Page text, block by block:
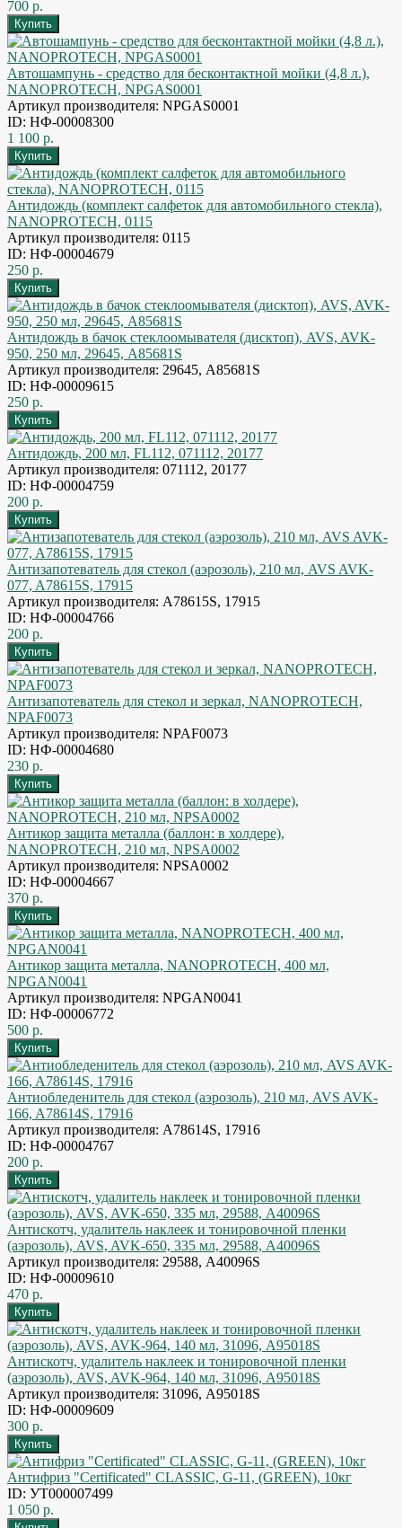
700 р.
Автошампунь - средство для бесконтактной мойки (4,8 л.),
NANOPROTECH, NPGAS0001
Артикул производителя: NPGAS0001
ID: НФ-00008300
1 100 р.
Антидождь (комплект салфеток для автомобильного стекла),
NANOPROTECH, 0115
Артикул производителя: 0115
ID: НФ-00004679
250 р.
Антидождь в бачок стеклоомывателя (дисктоп), AVS, AVK-
950, 250 мл, 29645, A85681S
Артикул производителя: 29645, A85681S
ID: НФ-00009615
250 р.
Антидождь, 200 мл, FL112, 071112, 20177
Артикул производителя: 071112, 20177
ID: НФ-00004759
200 р.
Антизапотеватель для стекол (аэрозоль), 210 мл, AVS AVK-
077, A78615S, 17915
Артикул производителя: A78615S, 17915
ID: НФ-00004766
200 р.
Антизапотеватель для стекол и зеркал, NANOPROTECH,
NPAF0073
Артикул производителя: NPAF0073
ID: НФ-00004680
230 р.
Антикор защита металла (баллон: в холдере),
NANOPROTECH, 210 мл, NPSA0002
Артикул производителя: NPSA0002
ID: НФ-00004667
370 р.
Антикор защита металла, NANOPROTECH, 400 мл,
NPGAN0041
Артикул производителя: NPGAN0041
ID: НФ-00006772
500 р.
Антиобледенитель для стекол (аэрозоль), 210 мл, AVS AVK-
166, A78614S, 17916
Артикул производителя: A78614S, 17916
ID: НФ-00004767
200 р.
Антискотч, удалитель наклеек и тонировочной пленки
(аэрозоль), AVS, AVK-650, 335 мл, 29588, A40096S
Артикул производителя: 29588, A40096S
ID: НФ-00009610
470 р.
Антискотч, удалитель наклеек и тонировочной пленки
(аэрозоль), AVS, AVK-964, 140 мл, 31096, A95018S
Артикул производителя: 31096, A95018S
ID: НФ-00009609
300 р.
Антифриз "Certificated" CLASSIC, G-11, (GREEN), 10кг
ID: УТ000007499
1 050 р.